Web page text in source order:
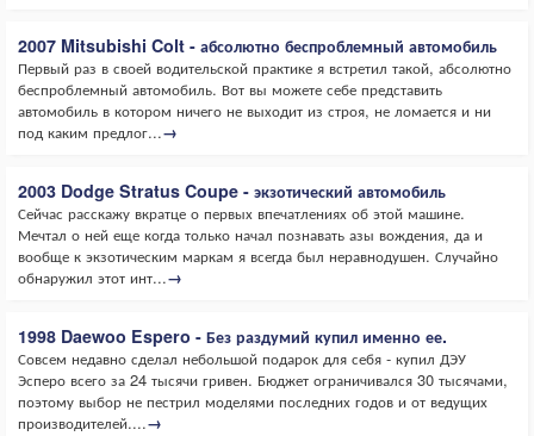
2007 Mitsubishi Colt - абсолютно беспроблемный автомобиль
Первый раз в своей водительской практике я встретил такой, абсолютно
беспроблемный автомобиль. Вот вы можете себе представить
автомобиль в котором ничего не выходит из строя, не ломается и ни
под каким предлог...→
2003 Dodge Stratus Coupe - экзотический автомобиль
Сейчас расскажу вкратце о первых впечатлениях об этой машине.
Мечтал о ней еще когда только начал познавать азы вождения, да и
вообще к экзотическим маркам я всегда был неравнодушен. Случайно
обнаружил этот инт...→
1998 Daewoo Espero - Без раздумий купил именно ее.
Совсем недавно сделал небольшой подарок для себя - купил ДЭУ
Эсперо всего за 24 тысячи гривен. Бюджет ограничивался 30 тысячами,
поэтому выбор не пестрил моделями последних годов и от ведущих
производителей....→